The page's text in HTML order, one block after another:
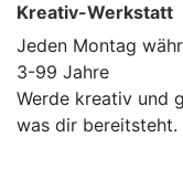
Kreativ-Werkstatt
Jeden Montag
3-99 Jahre
Werde kreativ und
was dir bereitsteht.